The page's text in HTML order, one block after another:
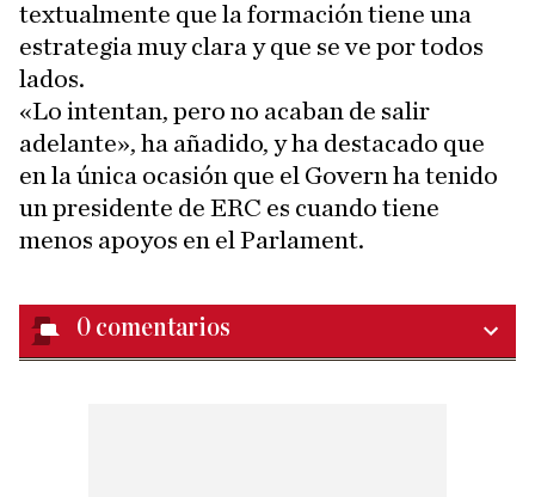
textualmente que la formación tiene una
estrategia muy clara y que se ve por todos
lados.
«Lo intentan, pero no acaban de salir
adelante», ha añadido, y ha destacado que
en la única ocasión que el Govern ha tenido
un presidente de ERC es cuando tiene
menos apoyos en el Parlament.
0 comentarios